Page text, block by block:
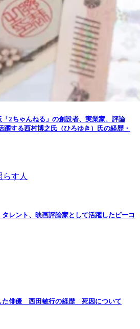
2ちゃんねる」の創設者、実業家、評論
躍する西村博之氏（ひろゆき）氏の経歴・
らす人
レント、映画評論家として活躍したピーコ
た俳優 西田敏行の経歴 死因について